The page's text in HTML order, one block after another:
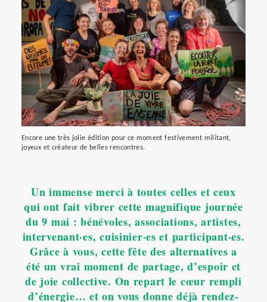
Encore une très jolie édition pour ce moment festivement militant,
joyeux et créateur de belles rencontres.
Un immense merci à toutes celles et ceux
qui ont fait vibrer cette magnifique journée
du 9 mai : bénévoles, associations, artistes,
intervenant·es, cuisinier·es et participant·es.
Grâce à vous, cette fête des alternatives a
été un vrai moment de partage, d’espoir et
de joie collective. On repart le cœur rempli
d’énergie… et on vous donne déjà rendez-